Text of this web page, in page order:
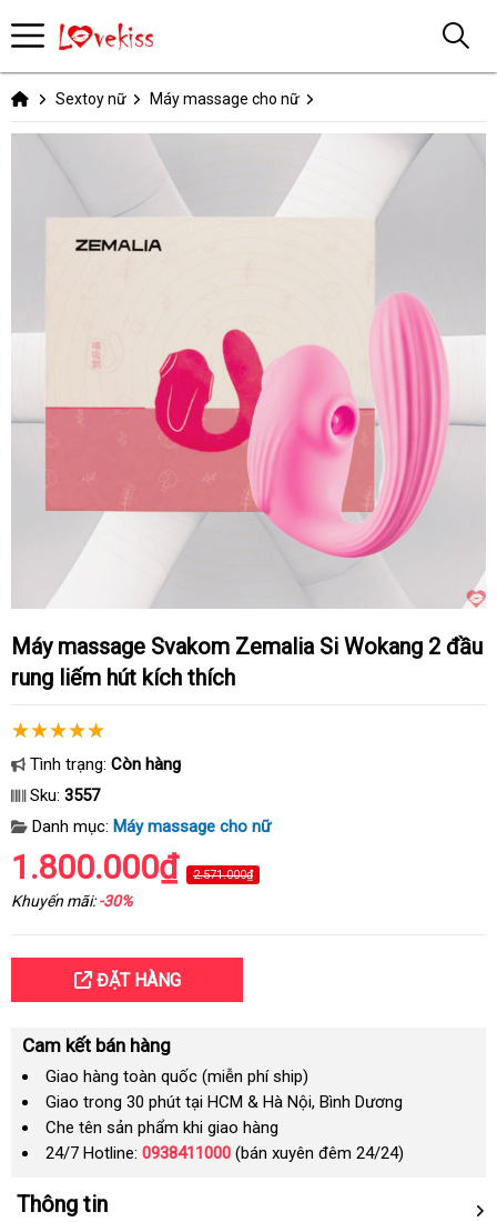
Sextoy nữ Máy massage cho nữ
Máy massage Svakom Zemalia Si Wokang 2 đầu
rung liếm hút kích thích
Tình trạng: Còn hàng
Sku: 3557
Danh mục: Máy massage cho nữ
1.800.000₫ 2.571.000₫
Khuyến mãi:-30%
ĐẶT HÀNG
Cam kết bán hàng
Giao hàng toàn quốc (miễn phí ship)
Giao trong 30 phút tại HCM & Hà Nội, Bình Dương
Che tên sản phẩm khi giao hàng
24/7 Hotline: 0938411000 (bán xuyên đêm 24/24)
Thông tin